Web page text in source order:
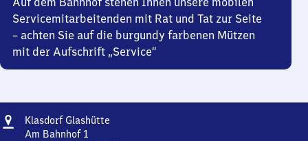
Servicemitarbeitenden mit Rat und Tat zur Seite
– achten Sie auf die burgundy farbenen Mützen
mit der Aufschrift „Service“
Adresse
Klasdorf Glashütte
Am Bahnhof 1